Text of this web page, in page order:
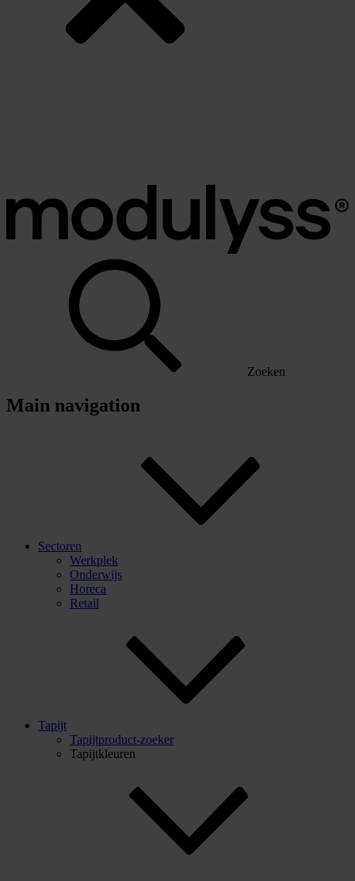
Zoeken
Main navigation
Sectoren
Werkplek
Onderwijs
Horeca
Retail
Tapijt
Tapijtproduct-zoeker
Tapijtkleuren